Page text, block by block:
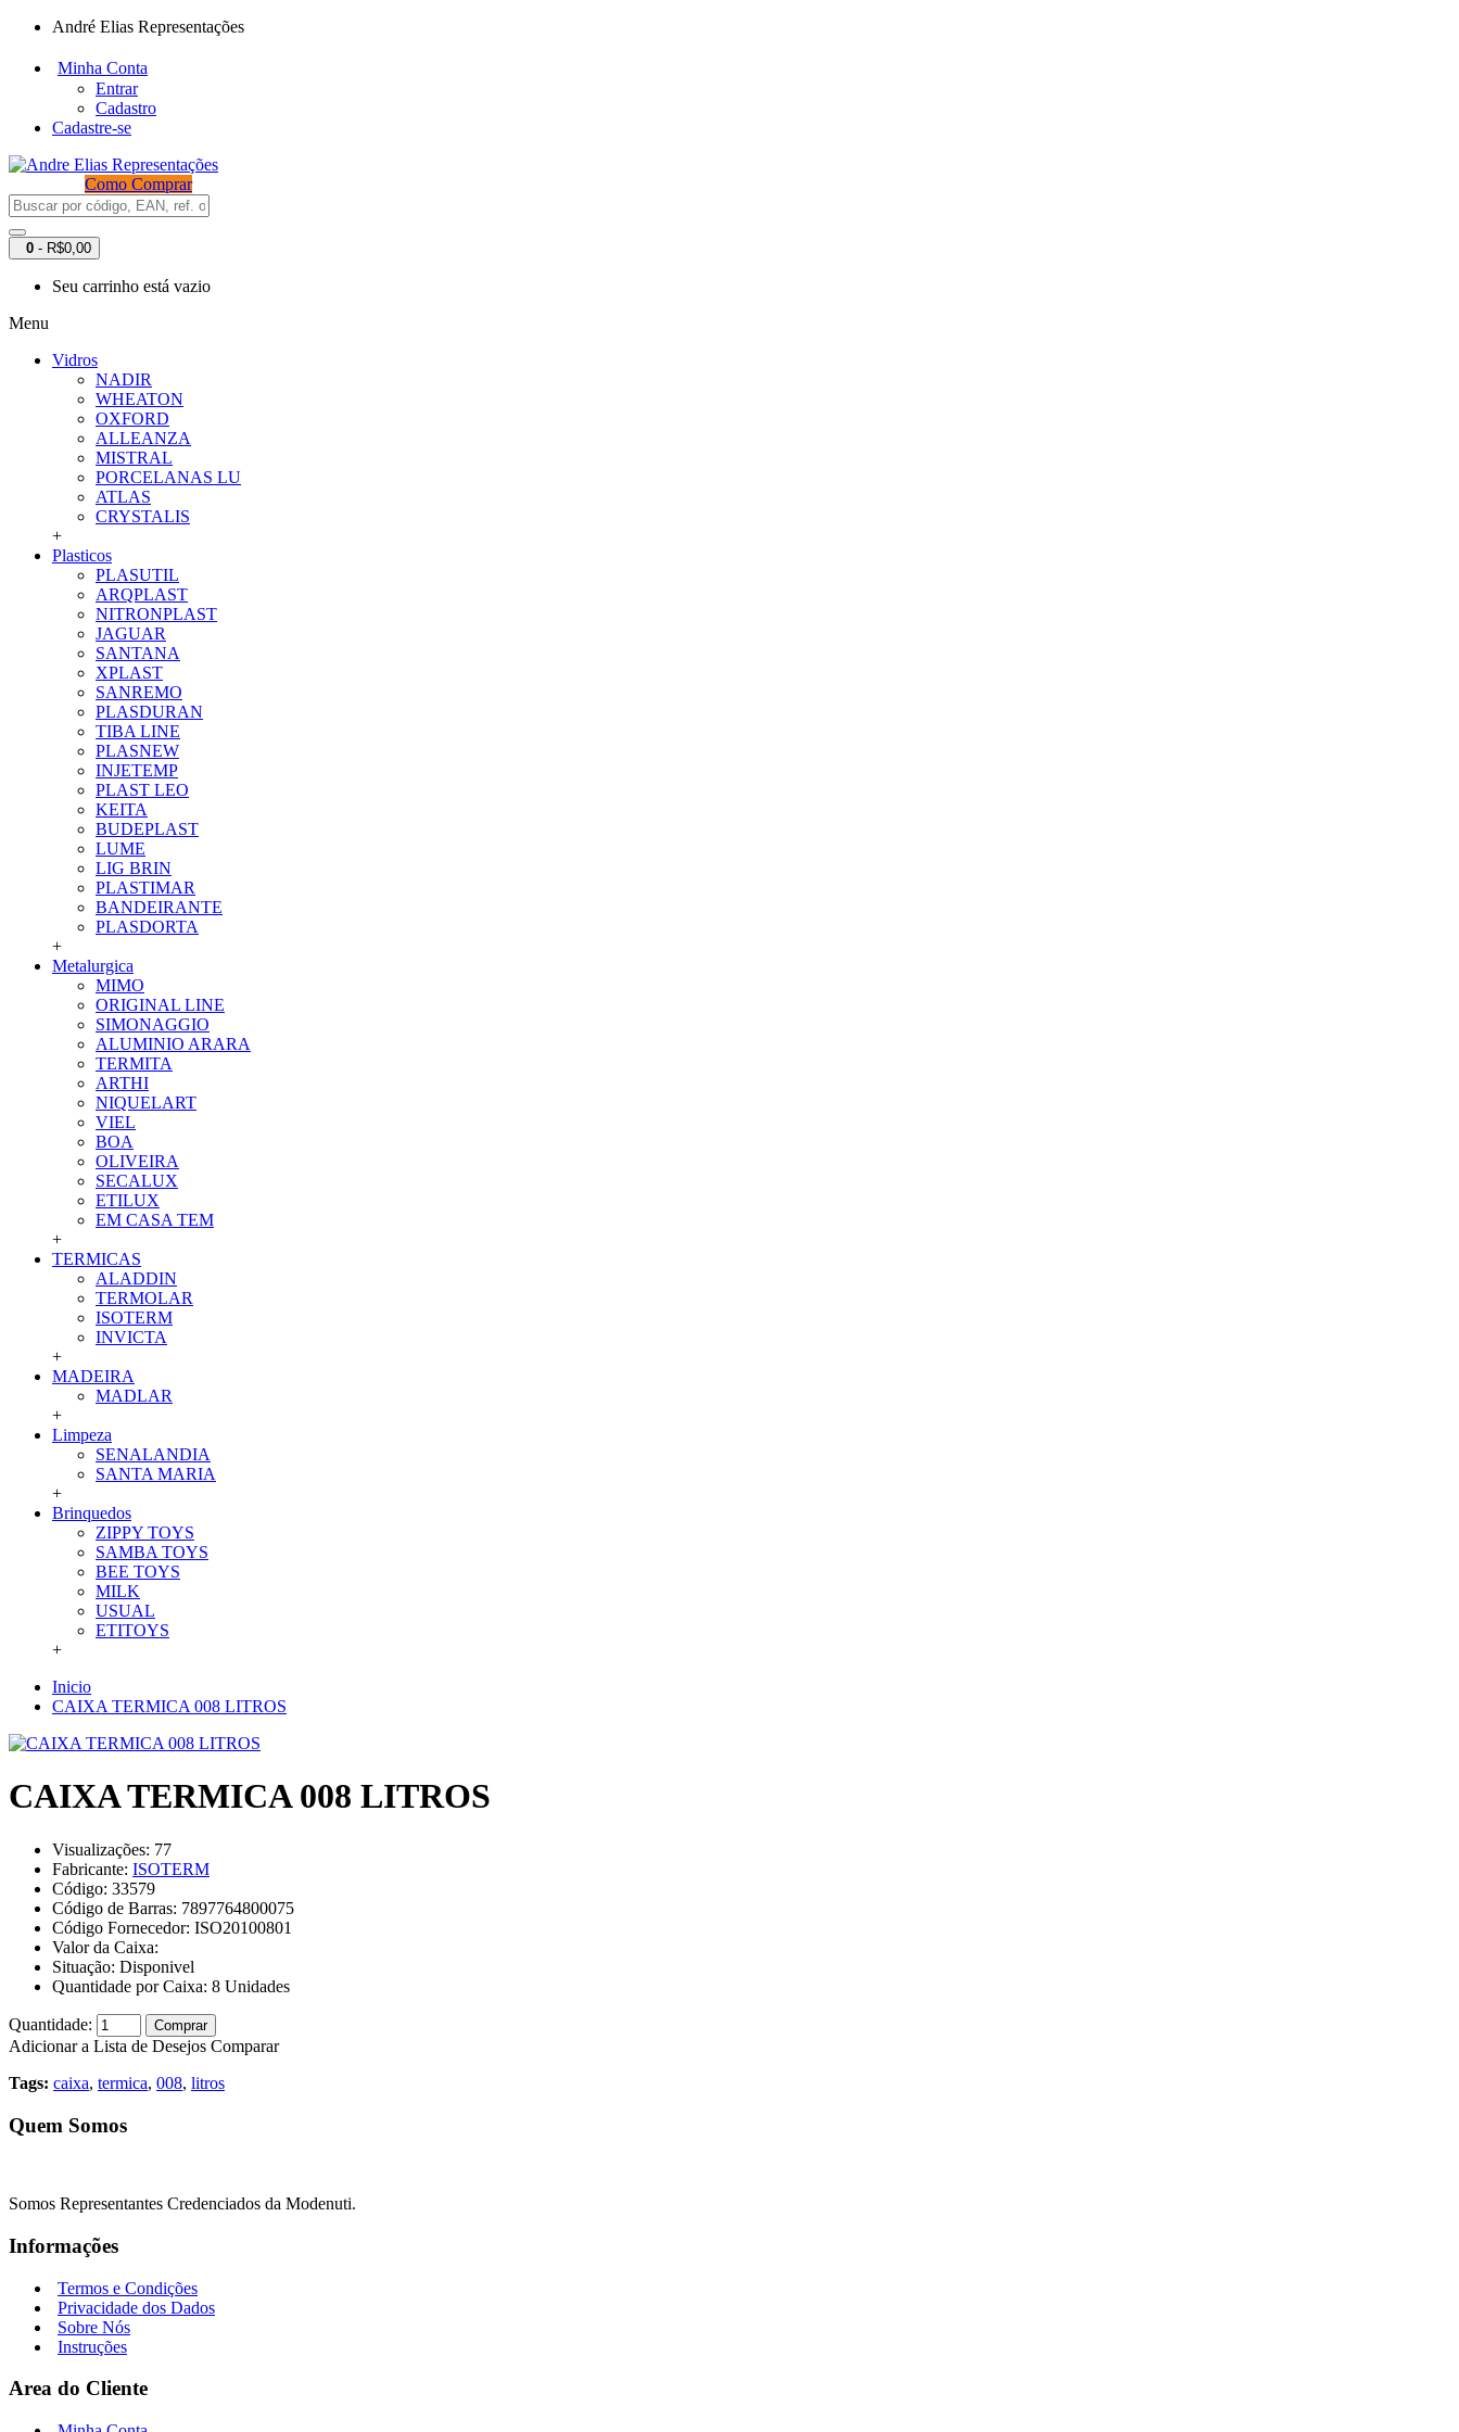
André Elias Representações
Minha Conta
Entrar
Cadastro
Cadastre-se
Como Comprar
0 - R$0,00
Seu carrinho está vazio
Menu
Vidros
NADIR
WHEATON
OXFORD
ALLEANZA
MISTRAL
PORCELANAS LU
ATLAS
CRYSTALIS
+
Plasticos
PLASUTIL
ARQPLAST
NITRONPLAST
JAGUAR
SANTANA
XPLAST
SANREMO
PLASDURAN
TIBA LINE
PLASNEW
INJETEMP
PLAST LEO
KEITA
BUDEPLAST
LUME
LIG BRIN
PLASTIMAR
BANDEIRANTE
PLASDORTA
+
Metalurgica
MIMO
ORIGINAL LINE
SIMONAGGIO
ALUMINIO ARARA
TERMITA
ARTHI
NIQUELART
VIEL
BOA
OLIVEIRA
SECALUX
ETILUX
EM CASA TEM
+
TERMICAS
ALADDIN
TERMOLAR
ISOTERM
INVICTA
+
MADEIRA
MADLAR
+
Limpeza
SENALANDIA
SANTA MARIA
+
Brinquedos
ZIPPY TOYS
SAMBA TOYS
BEE TOYS
MILK
USUAL
ETITOYS
+
Inicio
CAIXA TERMICA 008 LITROS
CAIXA TERMICA 008 LITROS
Visualizações: 77
Fabricante: ISOTERM
Código: 33579
Código de Barras: 7897764800075
Código Fornecedor: ISO20100801
Valor da Caixa:
Situação: Disponivel
Quantidade por Caixa: 8 Unidades
Quantidade: Comprar
Adicionar a Lista de Desejos Comparar
Tags: caixa, termica, 008, litros
Quem Somos
Somos Representantes Credenciados da Modenuti.
Informações
Termos e Condições
Privacidade dos Dados
Sobre Nós
Instruções
Area do Cliente